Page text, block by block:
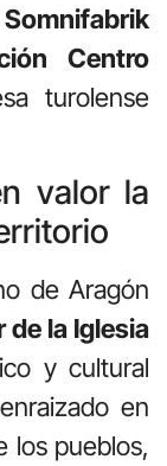
Centro
turolense
valor la
de Aragón
la Iglesia
y cultural
en
los pueblos,